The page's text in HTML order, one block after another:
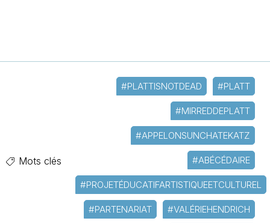
Mots clés
#PLATTISNOTDEAD #PLATT
#MIRREDDEPLATT
#APPELONSUNCHATEKATZ
#ABÉCÉDAIRE
#PROJETÉDUCATIFARTISTIQUEETCULTUREL
#PARTENARIAT #VALÉRIEHENDRICH